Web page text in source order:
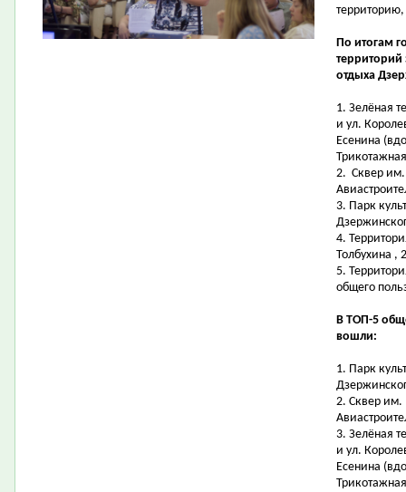
По итогам
отдыха
1. Зелёная
и ул.
Есенина
2. Сквер
3. Парк
4.
Толбухина ,
5.
общего
В ТОП-5
вошли:
1. Парк
2. Сквер им.
3. Зелёная
и ул.
Есенина